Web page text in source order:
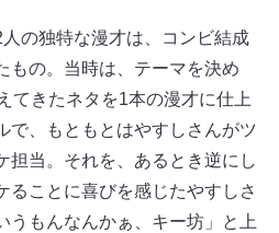
の独特な漫才は、コンビ結成
もの。当時は、テーマを決め
てきたネタを1本の漫才に仕上
で、もともとはやすしさんがツ
担当。それを、あるとき逆にし
ることに喜びを感じたやすしさ
うもんなんかぁ、キー坊」と上